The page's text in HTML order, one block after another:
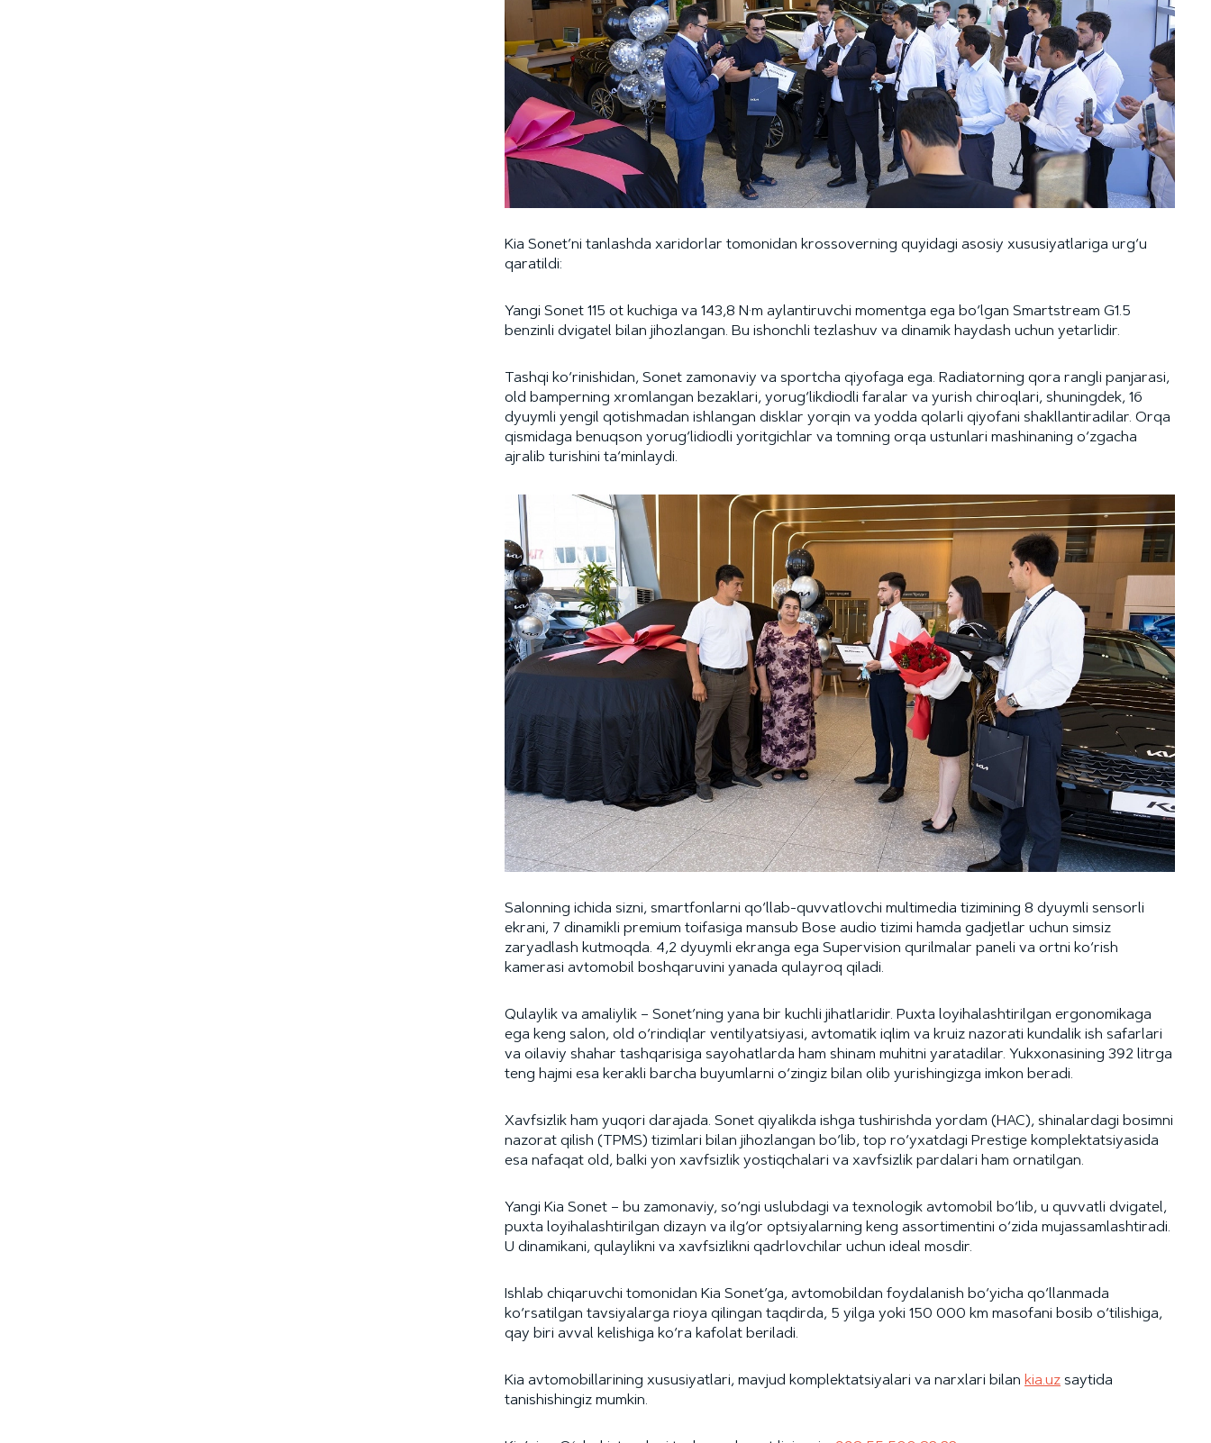
Kia Sonet’ni tanlashda xaridorlar tomonidan krossoverning quyidagi asosiy xususiyatlariga urg‘u
qaratildi:
Yangi Sonet 115 ot kuchiga va 143,8 N·m aylantiruvchi momentga ega bo‘lgan Smartstream G1.5
benzinli dvigatel bilan jihozlangan. Bu ishonchli tezlashuv va dinamik haydash uchun yetarlidir.
Tashqi ko‘rinishidan, Sonet zamonaviy va sportcha qiyofaga ega. Radiatorning qora rangli panjarasi,
old bamperning xromlangan bezaklari, yorug‘likdiodli faralar va yurish chiroqlari, shuningdek, 16
dyuymli yengil qotishmadan ishlangan disklar yorqin va yodda qolarli qiyofani shakllantiradilar. Orqa
qismidaga benuqson yorug‘lidiodli yoritgichlar va tomning orqa ustunlari mashinaning o‘zgacha
ajralib turishini ta‘minlaydi.
Salonning ichida sizni, smartfonlarni qo‘llab-quvvatlovchi multimedia tizimining 8 dyuymli sensorli
ekrani, 7 dinamikli premium toifasiga mansub Bose audio tizimi hamda gadjetlar uchun simsiz
zaryadlash kutmoqda. 4,2 dyuymli ekranga ega Supervision qurilmalar paneli va ortni ko‘rish
kamerasi avtomobil boshqaruvini yanada qulayroq qiladi.
Qulaylik va amaliylik – Sonet’ning yana bir kuchli jihatlaridir. Puxta loyihalashtirilgan ergonomikaga
ega keng salon, old o‘rindiqlar ventilyatsiyasi, avtomatik iqlim va kruiz nazorati kundalik ish safarlari
va oilaviy shahar tashqarisiga sayohatlarda ham shinam muhitni yaratadilar. Yukxonasining 392 litrga
teng hajmi esa kerakli barcha buyumlarni o‘zingiz bilan olib yurishingizga imkon beradi.
Xavfsizlik ham yuqori darajada. Sonet qiyalikda ishga tushirishda yordam (HAC), shinalardagi bosimni
nazorat qilish (TPMS) tizimlari bilan jihozlangan bo‘lib, top ro‘yxatdagi Prestige komplektatsiyasida
esa nafaqat old, balki yon xavfsizlik yostiqchalari va xavfsizlik pardalari ham ornatilgan.
Yangi Kia Sonet – bu zamonaviy, so‘ngi uslubdagi va texnologik avtomobil bo‘lib, u quvvatli dvigatel,
puxta loyihalashtirilgan dizayn va ilg‘or optsiyalarning keng assortimentini o‘zida mujassamlashtiradi.
U dinamikani, qulaylikni va xavfsizlikni qadrlovchilar uchun ideal mosdir.
Ishlab chiqaruvchi tomonidan Kia Sonet’ga, avtomobildan foydalanish bo‘yicha qo‘llanmada
ko‘rsatilgan tavsiyalarga rioya qilingan taqdirda, 5 yilga yoki 150 000 km masofani bosib o‘tilishiga,
qay biri avval kelishiga ko‘ra kafolat beriladi.
Kia avtomobillarining xususiyatlari, mavjud komplektatsiyalari va narxlari bilan kia.uz saytida
tanishishingiz mumkin.